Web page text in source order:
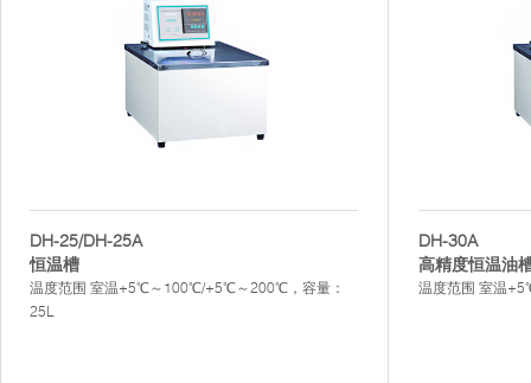
DH-25/DH-25A
恒温槽
温度范围 室温+5℃～100℃/+5℃～200℃，容量：
25L
DH-30A
高精度恒温油
温度范围 室温